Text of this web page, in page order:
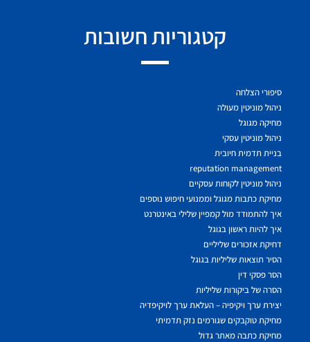
קטגוריות חשובות
סיפורי הצלחה
ניהול מוניטין מעולה
מחיקה מגוגל
ניהול מוניטין עסקי
בניית תדמית חיובית
reputation management
ניהול מוניטין לקוחות עסקיים
מחיקת כתבות מגוגל וממנועי חיפוש נוספים
איך להתמודד מול קמפיין שלילי באינטרנט
איך להיות ראשון בגוגל
דחיקת אזכורים שליליים
הסיר תוצאות שליליות בגוגל
הסר פסקי דין
הסרה של ביקורות שליליות
יצירת ערך ויקיפיה – העלאת ערך לויקיפדיה
מחיקת טוקבקים שגורמים נזק תדמיתי
מחיקת כתבה מאתר גדול